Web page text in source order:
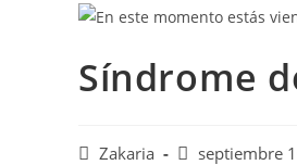
Síndrome
Zakaria septiembre